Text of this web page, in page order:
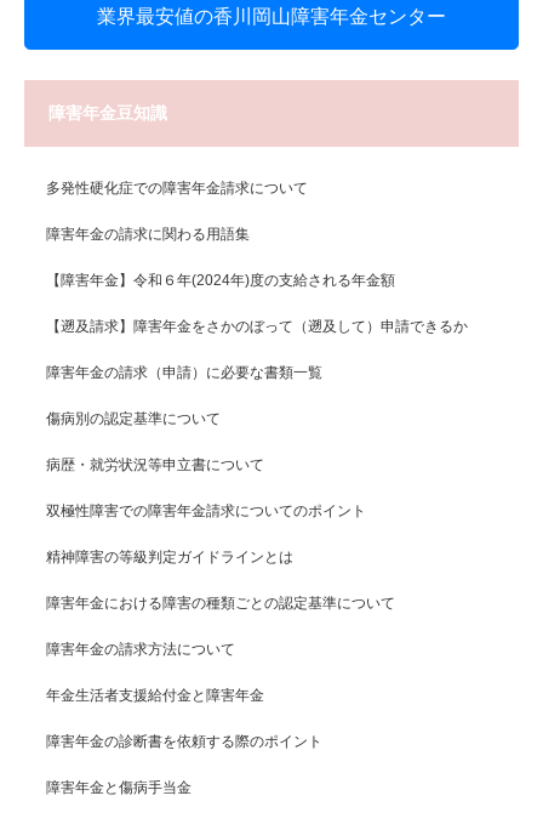
業界最安値の香川岡山障害年金センター
障害年金豆知識
多発性硬化症での障害年金請求について
障害年金の請求に関わる用語集
【障害年金】令和６年(2024年)度の支給される年金額
【遡及請求】障害年金をさかのぼって（遡及して）申請できるか
障害年金の請求（申請）に必要な書類一覧
傷病別の認定基準について
病歴・就労状況等申立書について
双極性障害での障害年金請求についてのポイント
精神障害の等級判定ガイドラインとは
障害年金における障害の種類ごとの認定基準について
障害年金の請求方法について
年金生活者支援給付金と障害年金
障害年金の診断書を依頼する際のポイント
障害年金と傷病手当金